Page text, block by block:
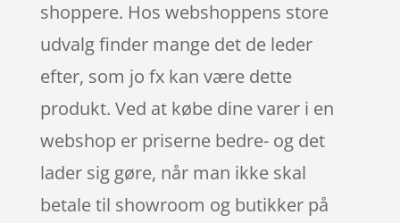
shoppere. Hos webshoppens store
udvalg finder mange det de leder
efter, som jo fx kan være dette
produkt. Ved at købe dine varer i en
webshop er priserne bedre- og det
lader sig gøre, når man ikke skal
betale til showroom og butikker på